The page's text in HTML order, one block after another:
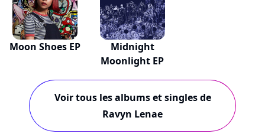
Moon Shoes EP
Midnight
Moonlight EP
Voir tous les albums et singles de
Ravyn Lenae